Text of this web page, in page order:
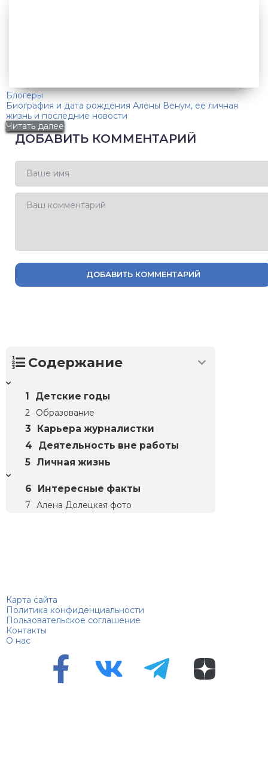
Блогеры
Биография и дата рождения Алены Венум, ее личная
жизнь и последние новости
Читать далее
ДОБАВИТЬ КОММЕНТАРИЙ
ДОБАВИТЬ КОММЕНТАРИЙ
Содержание
Детские годы
Образование
Карьера журналистки
Деятельность вне работы
Личная жизнь
Интересные факты
Алена Долецкая фото
Карта сайта
Политика конфиденциальности
Пользовательское соглашение
Контакты
О нас